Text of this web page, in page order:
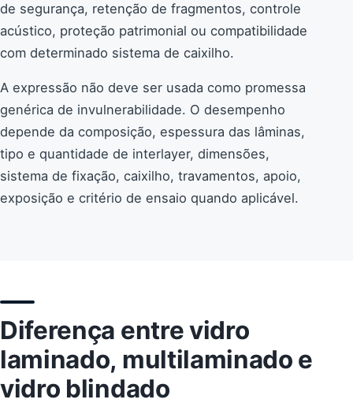
de segurança, retenção de fragmentos, controle
acústico, proteção patrimonial ou compatibilidade
com determinado sistema de caixilho.
A expressão não deve ser usada como promessa
genérica de invulnerabilidade. O desempenho
depende da composição, espessura das lâminas,
tipo e quantidade de interlayer, dimensões,
sistema de fixação, caixilho, travamentos, apoio,
exposição e critério de ensaio quando aplicável.
Diferença entre vidro
laminado, multilaminado e
vidro blindado